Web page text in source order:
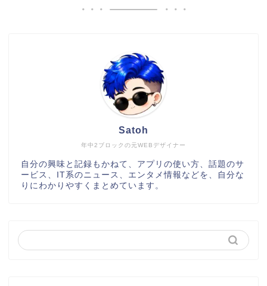
年中2ブロックの元WEBデザイナー
Satoh
自分の興味と記録もかねて、アプリの使い方、話題のサ
ービス、IT系のニュース、エンタメ情報などを、自分な
りにわかりやすくまとめています。